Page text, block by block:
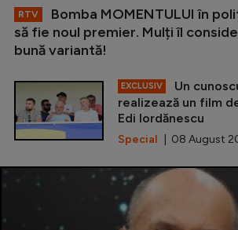
RTV
Bomba MOMENTULUI în
să fie noul premier. Mulți îl
bună variantă!
EXCLUSIV
Un
realizează un film
Edi Iordănescu
Special | 08 August